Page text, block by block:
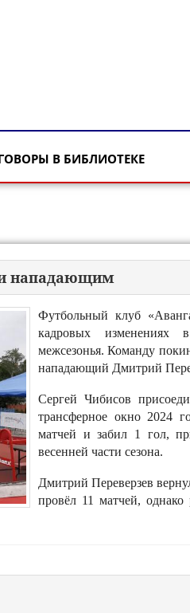
В БИБЛИОТЕКЕ
и нападающим
Футбольный клуб
кадровых изменениях
межсезонья. Команду
нападающий Дмитрий
Сергей Чибисов
трансферное окно 2024
матчей и забил 1 гол,
весенней части сезона.
Дмитрий Переверзев
провёл 11 матчей, однако